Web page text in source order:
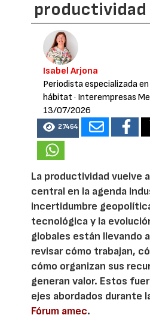
productividad
Isabel Arjona
Periodista especializada
hábitat · Interempresas
13/07/2026
27464
La productividad vuelve
central en la agenda
incertidumbre
tecnológica y la
globales están llevando
revisar cómo trabajan,
cómo organizan sus
generan valor. Estos
ejes abordados durante
Fórum amec.